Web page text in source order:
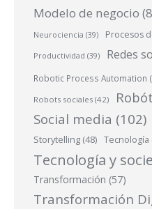
Modelo de negocio
Neurociencia (39) Procesos
Productividad (39) Redes
Robotic Process Automation
Robots sociales (42)
Social media (102)
Storytelling (48) Tecnología
Tecnología y
Transformación (57)
Transformación